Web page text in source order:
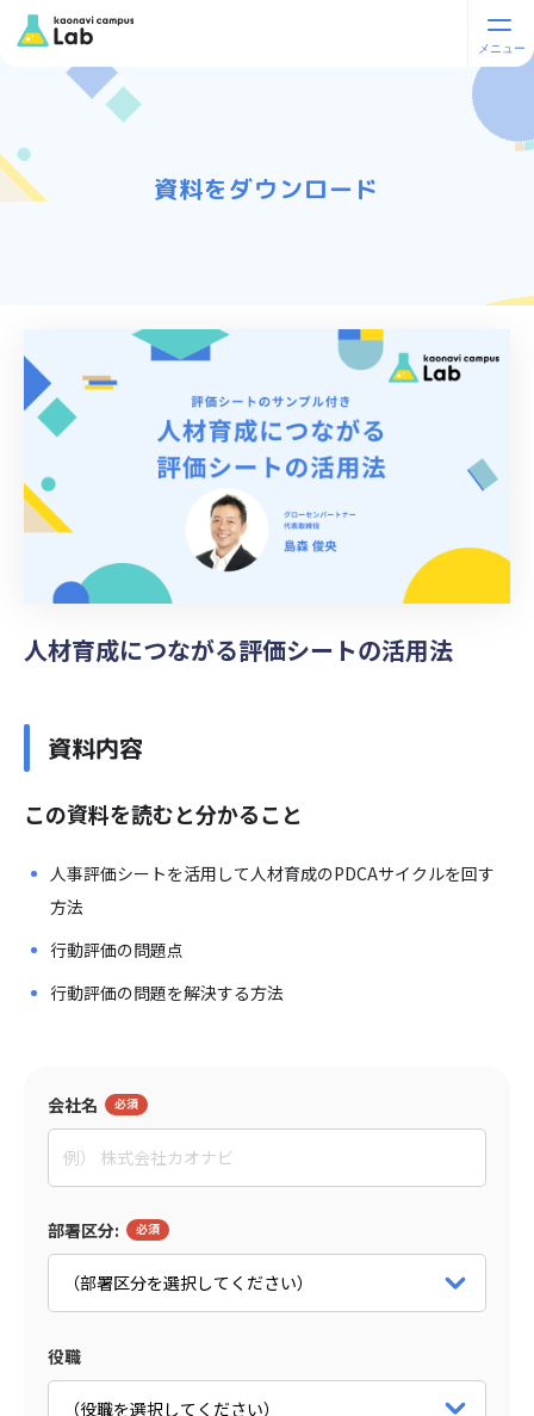
資料をダウンロード
人材育成につながる評価シートの活用法
資料内容
この資料を読むと分かること
人事評価シートを活用して人材育成のPDCAサイクルを回す
方法
行動評価の問題点
行動評価の問題を解決する方法
会社名
部署区分:
役職